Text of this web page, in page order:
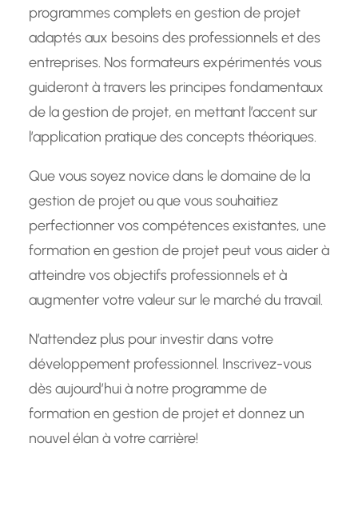
programmes complets en gestion de projet
adaptés aux besoins des professionnels et des
entreprises. Nos formateurs expérimentés vous
guideront à travers les principes fondamentaux
de la gestion de projet, en mettant l’accent sur
l’application pratique des concepts théoriques.
Que vous soyez novice dans le domaine de la
gestion de projet ou que vous souhaitiez
perfectionner vos compétences existantes, une
formation en gestion de projet peut vous aider à
atteindre vos objectifs professionnels et à
augmenter votre valeur sur le marché du travail.
N’attendez plus pour investir dans votre
développement professionnel. Inscrivez-vous
dès aujourd’hui à notre programme de
formation en gestion de projet et donnez un
nouvel élan à votre carrière!